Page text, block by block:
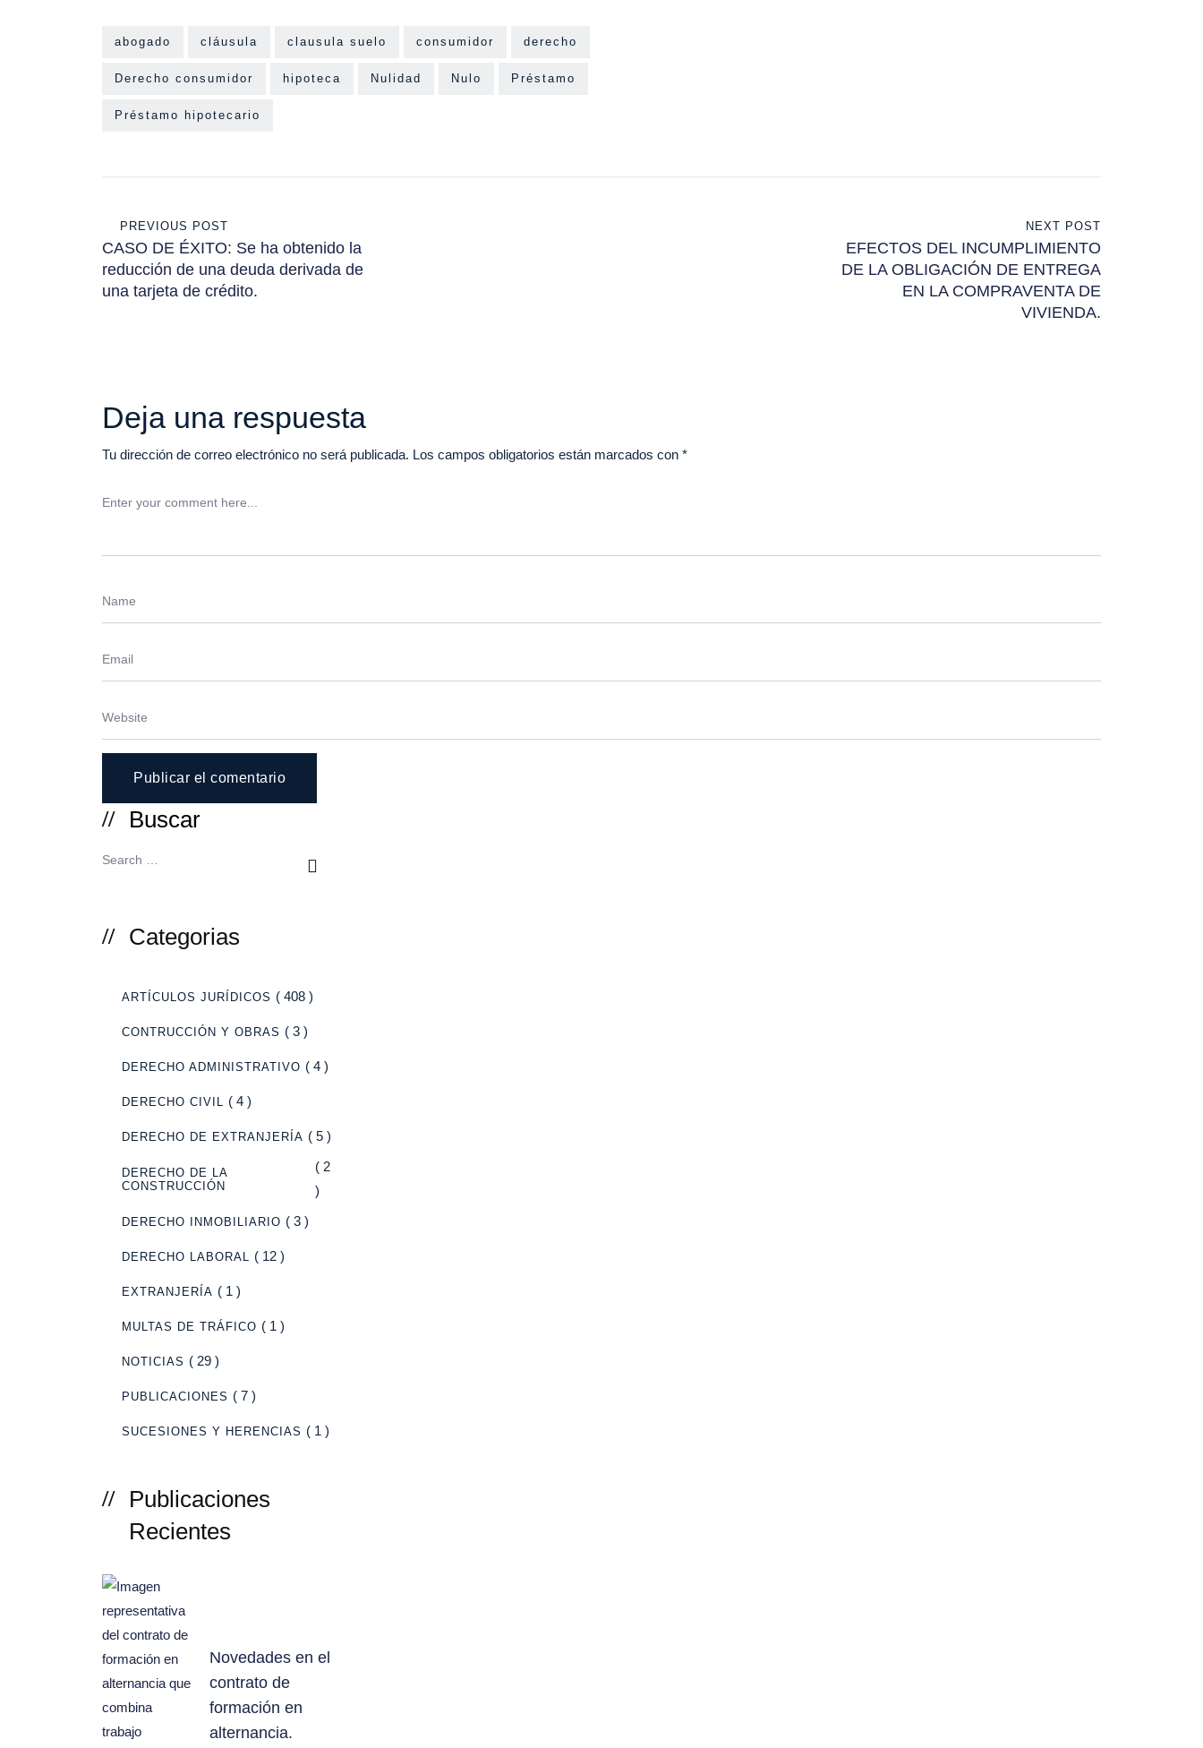
abogado cláusula clausula suelo consumidor derecho
Derecho consumidor hipoteca Nulidad Nulo Préstamo
Préstamo hipotecario
de
entradas
PREVIOUS POST
CASO DE ÉXITO: Se ha obtenido la
reducción de una deuda derivada de
una tarjeta de crédito.
NEXT POST
EFECTOS DEL INCUMPLIMIENTO
DE LA OBLIGACIÓN DE ENTREGA
EN LA COMPRAVENTA DE
VIVIENDA.
Deja una respuesta
Tu dirección de correo electrónico no será publicada. Los campos obligatorios están marcados con *
Buscar
Categorias
ARTÍCULOS JURÍDICOS ( 408 )
CONTRUCCIÓN Y OBRAS ( 3 )
DERECHO ADMINISTRATIVO ( 4 )
DERECHO CIVIL ( 4 )
DERECHO DE EXTRANJERÍA ( 5 )
DERECHO DE LA
CONSTRUCCIÓN
( 2
)
DERECHO INMOBILIARIO ( 3 )
DERECHO LABORAL ( 12 )
EXTRANJERÍA ( 1 )
MULTAS DE TRÁFICO ( 1 )
NOTICIAS ( 29 )
PUBLICACIONES ( 7 )
SUCESIONES Y HERENCIAS ( 1 )
Publicaciones
Recientes
Novedades en el
contrato de
formación en
alternancia.